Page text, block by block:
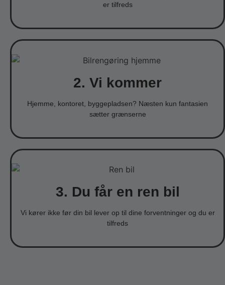
er tilfreds
2. Vi kommer
Hjemme, kontoret, byggepladsen? Næsten kun fantasien
sætter grænserne
3. Du får en ren bil
Vi kører ikke før din bil lever op til dine forventninger og du er
tilfreds